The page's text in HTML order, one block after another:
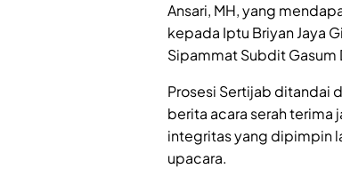
Ansari, MH, yang
kepada Iptu Briyan Jaya
Sipammat Subdit Gasum
Prosesi Sertijab ditandai
berita acara serah terima
integritas yang dipimpin
upacara.